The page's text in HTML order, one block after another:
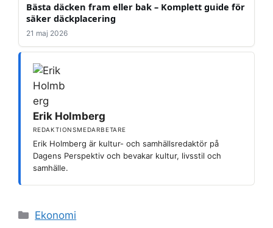
Bästa däcken fram eller bak – Komplett guide för
säker däckplacering
21 maj 2026
Erik Holmberg
REDAKTIONSMEDARBETARE
Erik Holmberg är kultur- och samhällsredaktör på
Dagens Perspektiv och bevakar kultur, livsstil och
samhälle.
Kategorier
Ekonomi